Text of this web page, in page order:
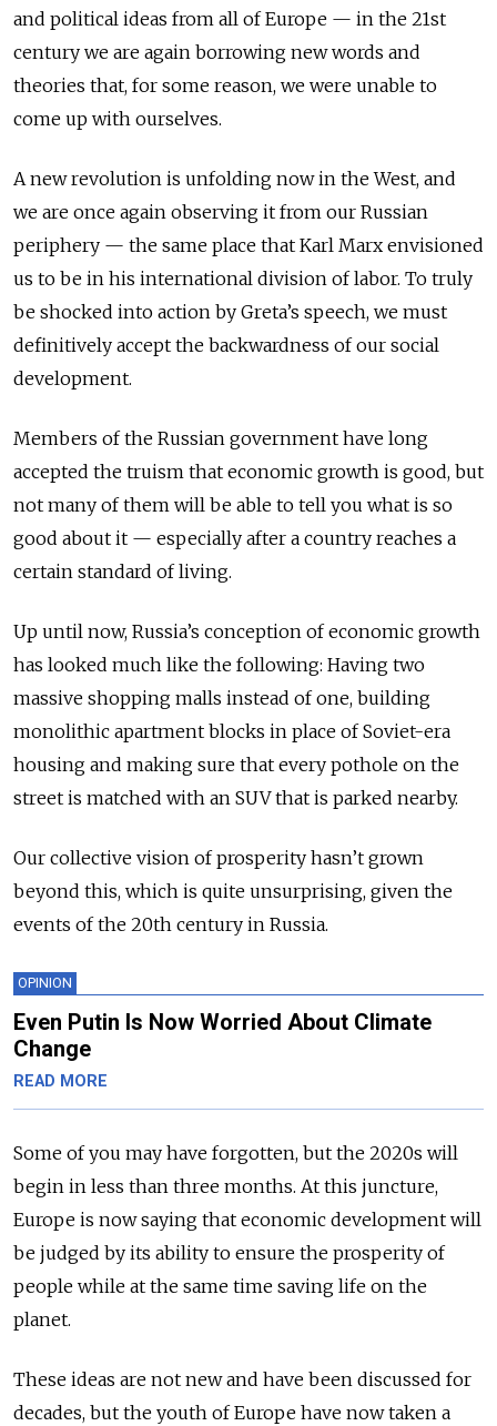
and political ideas from all of Europe — in the 21st
century we are again borrowing new words and
theories that, for some reason, we were unable to
come up with ourselves.
A new revolution is unfolding now in the West, and
we are once again observing it from our Russian
periphery — the same place that Karl Marx envisioned
us to be in his international division of labor. To truly
be shocked into action by Greta’s speech, we must
definitively accept the backwardness of our social
development.
Members of the Russian government have long
accepted the truism that economic growth is good, but
not many of them will be able to tell you what is so
good about it — especially after a country reaches a
certain standard of living.
Up until now, Russia’s conception of economic growth
has looked much like the following: Having two
massive shopping malls instead of one, building
monolithic apartment blocks in place of Soviet-era
housing and making sure that every pothole on the
street is matched with an SUV that is parked nearby.
Our collective vision of prosperity hasn’t grown
beyond this, which is quite unsurprising, given the
events of the 20th century in Russia.
OPINION
Even Putin Is Now Worried About Climate
Change
READ MORE
Some of you may have forgotten, but the 2020s will
begin in less than three months. At this juncture,
Europe is now saying that economic development will
be judged by its ability to ensure the prosperity of
people while at the same time saving life on the
planet.
These ideas are not new and have been discussed for
decades, but the youth of Europe have now taken a